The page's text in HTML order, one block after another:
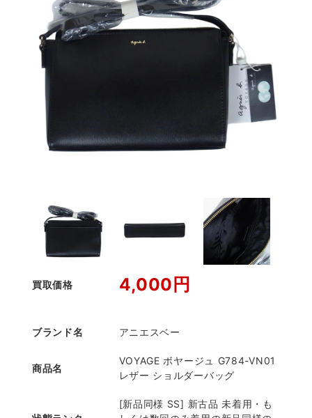
買取価格 4,000円
ブランド名 アニエスベー
商品名
VOYAGE ボヤージュ G784-VN01
レザー ショルダーバッグ
[新品同様 SS] 新古品 未着用・も